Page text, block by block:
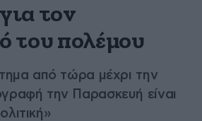
τον
του πολέμου
από τώρα μέχρι την
την Παρασκευή είναι